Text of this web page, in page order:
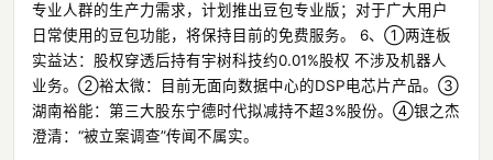
专业人群的生产力需求，计划推出豆包专业版；对于广大用户
日常使用的豆包功能，将保持目前的免费服务。 6、①两连板
实益达：股权穿透后持有宇树科技约0.01%股权 不涉及机器人
业务。②裕太微：目前无面向数据中心的DSP电芯片产品。③
湖南裕能：第三大股东宁德时代拟减持不超3%股份。④银之杰
澄清：“被立案调查”传闻不属实。